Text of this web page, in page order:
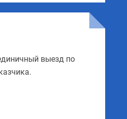
выезд по